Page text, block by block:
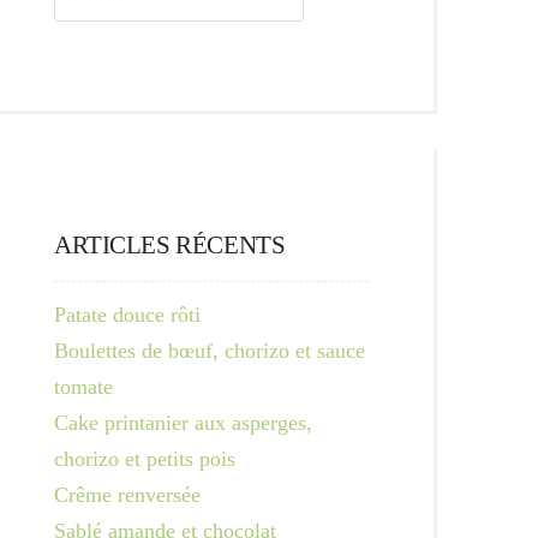
ARTICLES RÉCENTS
Patate douce rôti
Boulettes de bœuf, chorizo et sauce
tomate
Cake printanier aux asperges,
chorizo et petits pois
Crême renversée
Sablé amande et chocolat